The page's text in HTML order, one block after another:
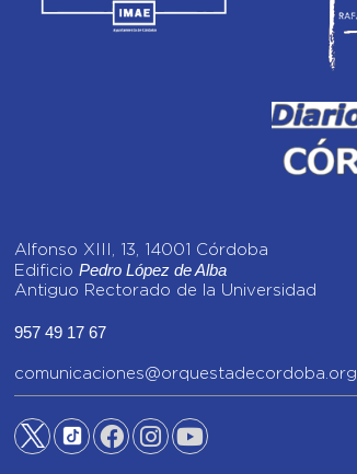
Alfonso XIII, 13, 14001 Córdoba
Edificio Pedro López de Alba
Antiguo Rectorado de la Universidad
957 49 17 67
comunicaciones@orquestadecordoba.org